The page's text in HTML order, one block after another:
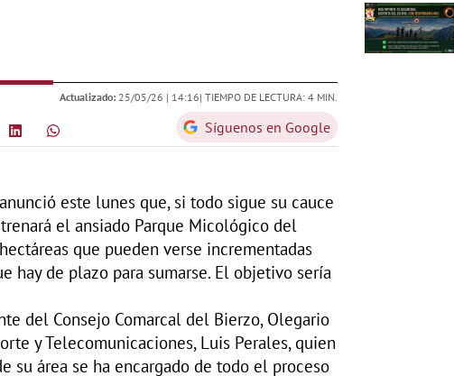
Actualizado: 25/05/26 | 14:16| TIEMPO DE LECTURA: 4 MIN.
Síguenos en Google
este lunes que, si todo sigue su cauce
el ansiado Parque Micológico del
que pueden verse incrementadas
hay de plazo para sumarse. El objetivo sería
del Consejo Comarcal del Bierzo, Olegario
y Telecomunicaciones, Luis Perales, quien
su área se ha encargado de todo el proceso